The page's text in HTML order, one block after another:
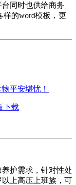
同时也供给商务
样的word模板，更
平安堪忧！
下载
护需求，针对性处
上高压上班族，可